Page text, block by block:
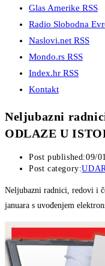
Glas Amerike RSS
Radio Slobodna
Naslovi.net RSS
Mondo.rs RSS
Index.hr RSS
Kontakt
Neljubazni
ODLAZE U
Post published:09/
Post category:
Neljubazni radnici, redovi i
januara s uvođenjem